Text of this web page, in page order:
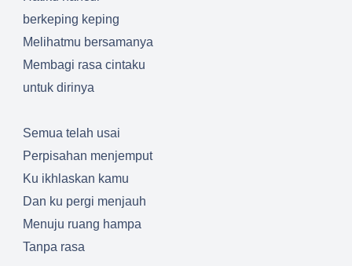
berkeping keping
Melihatmu bersamanya
Membagi rasa cintaku
untuk dirinya
Semua telah usai
Perpisahan menjemput
Ku ikhlaskan kamu
Dan ku pergi menjauh
Menuju ruang hampa
Tanpa rasa